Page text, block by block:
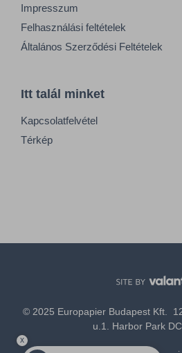
Impresszum
Felhasználási feltételek
Általános Szerződési Feltételek
Itt talál minket
Kapcsolatfelvétel
Térkép
© 2025 Europapier Budapest Kft.
u.1. Harbor Park
x